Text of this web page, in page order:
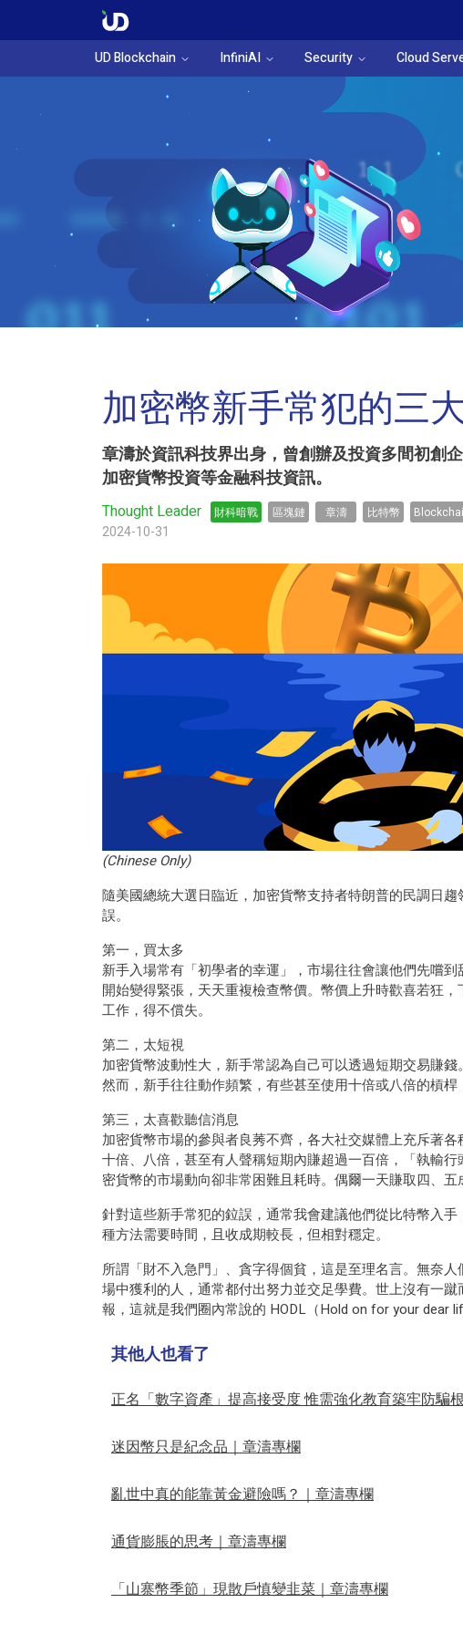
UD Blockchain
InfiniAI Security Cloud
加密幣新手常犯的三
章濤於資訊科技界出身，曾創辦及投資多間初創
加密貨幣投資等金融科技資訊。
Thought Leader 財科暗戰 區塊鏈 章濤 比特幣
2024-10-31
(Chinese Only)
隨美國總統大選日臨近，加密貨幣支持者特朗普的民調日
誤。
第一，買太多
新手入場常有「初學者的幸運」，市場往往會讓他們先嚐
開始變得緊張，天天重複檢查幣價。幣價上升時歡喜若狂
工作，得不償失。
第二，太短視
加密貨幣波動性大，新手常認為自己可以透過短期交易賺
然而，新手往往動作頻繁，有些甚至使用十倍或八倍的槓
第三，太喜歡聽信消息
加密貨幣市場的參與者良莠不齊，各大社交媒體上充斥著
十倍、八倍，甚至有人聲稱短期內賺超過一百倍，「執輸
密貨幣的市場動向卻非常困難且耗時。偶爾一天賺取四、
針對這些新手常犯的鉝誤，通常我會建議他們從比特幣入
種方法需要時間，且收成期較長，但相對穩定。
所謂「財不入急門」、貪字得個貧，這是至理名言。無奈
場中獲利的人，通常都付出努力並交足學費。世上沒有一
報，這就是我們圈內常說的 HODL（Hold on for your dear
其他人也看了
正名「數字資產」提高接受度 惟需強化教育築牢防騙
迷因幣只是紀念品｜章濤專欄
亂世中真的能靠黃金避險嗎？｜章濤專欄
通貨膨脹的思考｜章濤專欄
「山寨幣季節」現散戶慎變韭菜｜章濤專欄